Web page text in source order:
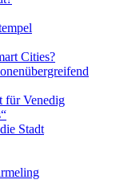
Cities?
für Venedig
Stadt